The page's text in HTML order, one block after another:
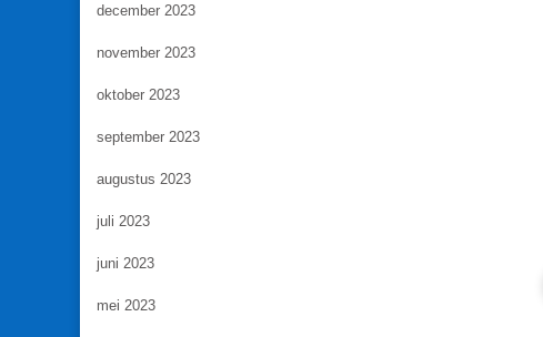
december 2023
november 2023
oktober 2023
september 2023
augustus 2023
juli 2023
juni 2023
mei 2023